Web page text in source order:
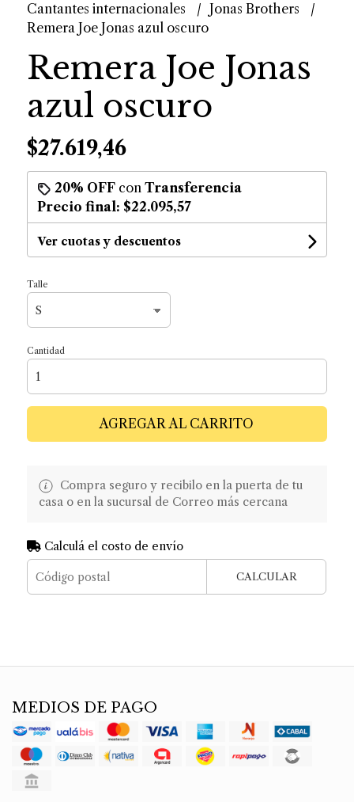
Cantantes internacionales
Jonas Brothers
Remera Joe Jonas azul oscuro
Remera Joe Jonas
azul oscuro
$27.619,46
20% OFFcon Transferencia
Precio final: $22.095,57
Ver cuotas y descuentos
Talle
Cantidad
AGREGAR AL CARRITO
Compra seguro y recibilo en la puerta de tu
casa o en la sucursal de Correo más cercana
Calculá el costo de envío
CALCULAR
MEDIOS DE PAGO